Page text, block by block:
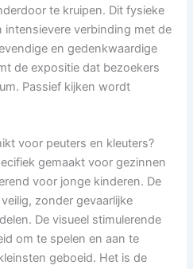
te kruipen. Dit fysieke
intensievere verbinding met de
en gedenkwaardige
de expositie dat bezoekers
Passief kijken wordt
voor peuters en kleuters?
gemaakt voor gezinnen
voor jonge kinderen. De
zonder gevaarlijke
De visueel stimulerende
om te spelen en aan te
geboeid. Het is de